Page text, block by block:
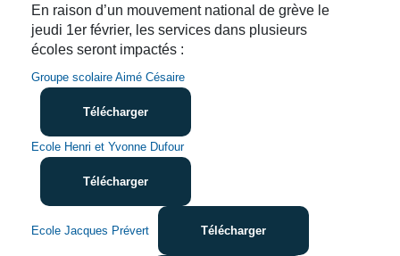
En raison d’un mouvement national de grève le
jeudi 1er février, les services dans plusieurs
écoles seront impactés :
Groupe scolaire Aimé Césaire
Télécharger
Ecole Henri et Yvonne Dufour
Télécharger
Ecole Jacques Prévert Télécharger